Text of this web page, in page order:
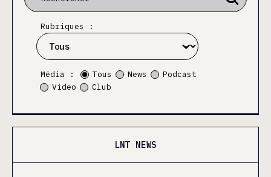
Rubriques :
Média : Tous News
Podcast
Video
Club
LNT NEWS